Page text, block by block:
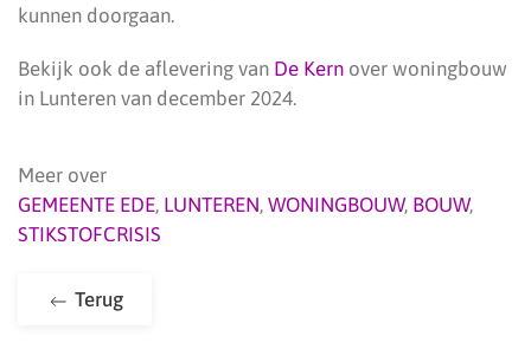
kunnen doorgaan.
Bekijk ook de aflevering van De Kern over woningbouw
in Lunteren van december 2024.
Meer over
GEMEENTE EDE, LUNTEREN, WONINGBOUW, BOUW,
STIKSTOFCRISIS
Terug